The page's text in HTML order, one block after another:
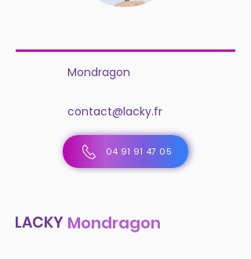
Mondragon
contact@lacky.fr
04 91 91 47 05
LACKY Mondragon